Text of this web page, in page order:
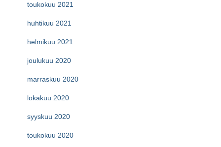
toukokuu 2021
huhtikuu 2021
helmikuu 2021
joulukuu 2020
marraskuu 2020
lokakuu 2020
syyskuu 2020
toukokuu 2020